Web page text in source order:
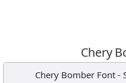
Chery
Chery Bomber Font-